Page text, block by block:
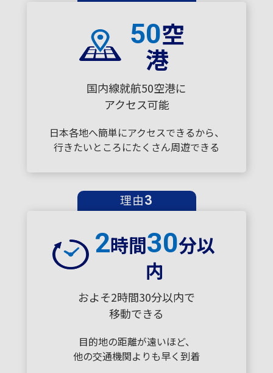
50空
港
国内線就航50空港に
アクセス可能
日本各地へ簡単にアクセスできるから、
行きたいところにたくさん周遊できる
理由3
2時間30分以
内
およそ2時間30分以内で
移動できる
目的地の距離が遠いほど、
他の交通機関よりも早く到着